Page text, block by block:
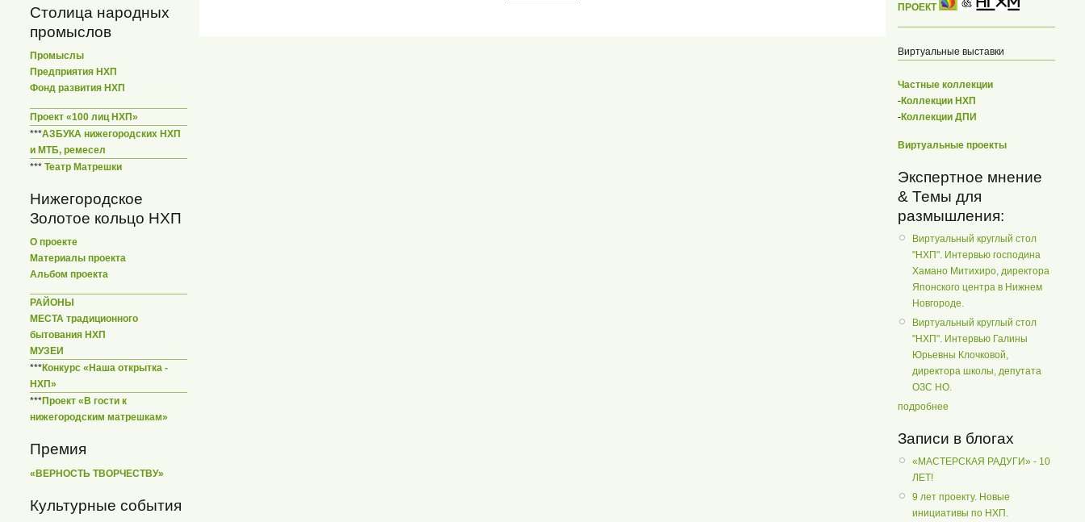
Столица народных
промыслов
Промыслы
Предприятия НХП
Фонд развития НХП
Проект «100 лиц НХП»
***АЗБУКА нижегородских НХП
и МТБ, ремесел
*** Театр Матрешки
Нижегородское
Золотое кольцо НХП
О проекте
Материалы проекта
Альбом проекта
РАЙОНЫ
МЕСТА традиционного
бытования НХП
МУЗЕИ
***Конкурс «Наша открытка -
НХП»
***Проект «В гости к
нижегородским матрешкам»
Премия
«ВЕРНОСТЬ ТВОРЧЕСТВУ»
Культурные события
ПРОЕКТ
Виртуальные выставки
Частные коллекции
-Коллекции НХП
-Коллекции ДПИ
Виртуальные проекты
Экспертное мнение
& Темы для
размышления:
Виртуальный круглый стол
"НХП". Интервью господина
Хамано Митихиро, директора
Японского центра в Нижнем
Новгороде.
Виртуальный круглый стол
"НХП". Интервью Галины
Юрьевны Клочковой,
директора школы, депутата
ОЗС НО.
подробнее
Записи в блогах
«МАСТЕРСКАЯ РАДУГИ» - 10
ЛЕТ!
9 лет проекту. Новые
инициативы по НХП.